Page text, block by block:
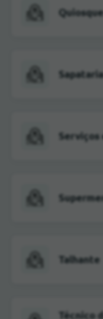
Serviços
Talhante
Técnico